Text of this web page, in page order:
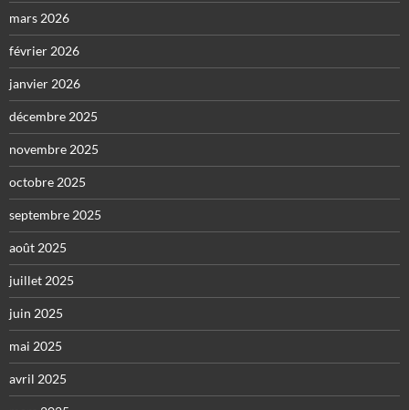
mars 2026
février 2026
janvier 2026
décembre 2025
novembre 2025
octobre 2025
septembre 2025
août 2025
juillet 2025
juin 2025
mai 2025
avril 2025